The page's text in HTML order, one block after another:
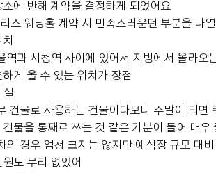
소에 반해 계약을 결정하게 되었어요
스 웨딩홀 계약 시 만족스러운던 부분을 나
역과 시청역 사이에 있어서 지방에서 올라오
하게 올 수 있는 위치가 장점
설
건물로 사용하는 건물이다보니 주말이 되면
건물을 통째로 쓰는 것 같은 기분이 들어 매우
의 경우 엄청 크지는 않지만 예식장 규모 대
원도 무리 없었어